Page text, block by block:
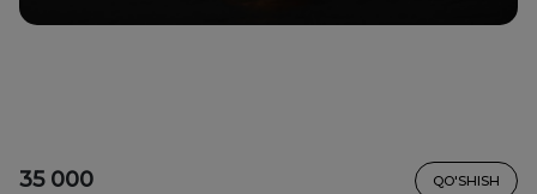
35 000 QO'SHISH